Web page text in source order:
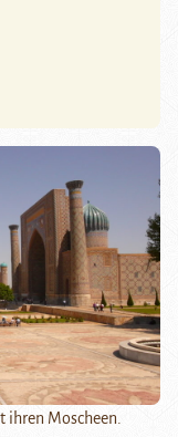
ihren Moscheen.